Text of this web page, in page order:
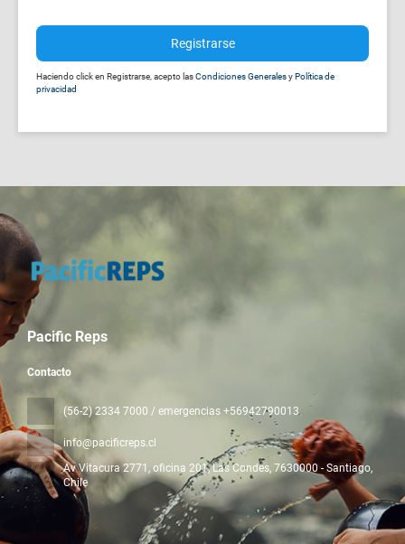
Registrarse
Haciendo click en Registrarse, acepto lasCondiciones GeneralesyPolítica de
privacidad
Pacific Reps
Contacto
(56-2) 2334 7000 / emergencias +56942790013
info@pacificreps.cl
Av Vitacura 2771, oficina 201, Las Condes , 7630000 - Santiago,
Chile